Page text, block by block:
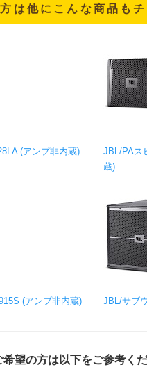
は他にこんな商品も
(アンプ非内蔵)
JBL/PAス
蔵)
(アンプ非内蔵) JBL/サブ
望の方は以下をご参考くだ